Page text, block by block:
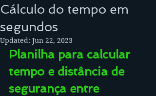
Cálculo do tempo em
segundos
Updated: Jun 22, 2023
Planilha para calcular
tempo e distância de
segurança entre